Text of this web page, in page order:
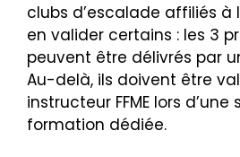
clubs d’escalade affiliés à
en valider certains : les 3
peuvent être délivrés par
Au-delà, ils doivent être
instructeur FFME lors d’une
formation dédiée.